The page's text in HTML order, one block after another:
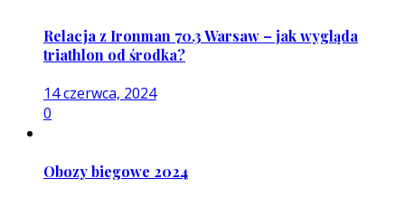
Relacja z Ironman 70.3 Warsaw – jak wygląda
triathlon od środka?
14 czerwca, 2024
0
Obozy biegowe 2024